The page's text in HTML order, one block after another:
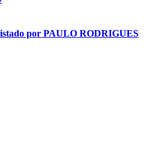
por PAULO RODRIGUES